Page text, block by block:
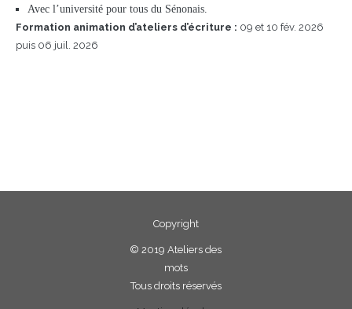
Avec l’université pour tous du Sénonais.
Formation animation d’ateliers d’écriture : 09 et 10 fév. 2026
puis 06 juil. 2026
Copyright
© 2019 Ateliers des
mots
Tous droits réservés